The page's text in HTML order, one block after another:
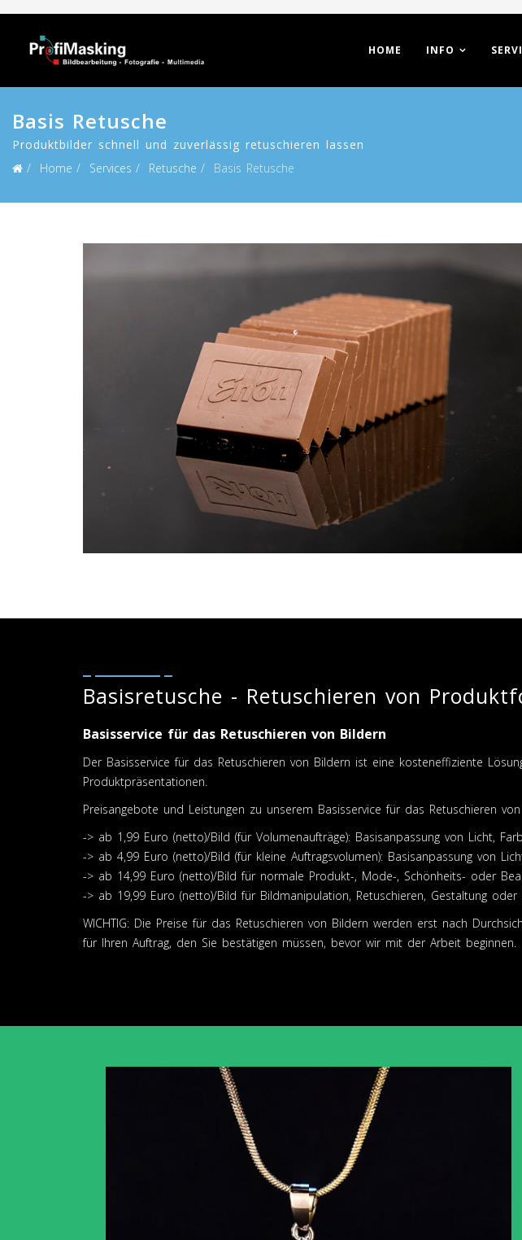
HOME INFO
Basis Retusche
Produktbilder schnell und zuverlässig retuschieren lassen
Home
Services Retusche Basis Retusche
Basisretusche - Retuschieren von
Basisservice für das Retuschieren von Bildern
Der Basisservice für das Retuschieren von Bildern ist eine kosteneffiziente
Produktpräsentationen.
Preisangebote und Leistungen zu unserem Basisservice für das Retuschieren
-> ab 1,99 Euro (netto)/Bild (für Volumenaufträge): Basisanpassung von Licht,
-> ab 4,99 Euro (netto)/Bild (für kleine Auftragsvolumen): Basisanpassung von
-> ab 14,99 Euro (netto)/Bild für normale Produkt-, Mode-, Schönheits- oder
-> ab 19,99 Euro (netto)/Bild für Bildmanipulation, Retuschieren, Gestaltung
WICHTIG: Die Preise für das Retuschieren von Bildern werden erst nach
für Ihren Auftrag, den Sie bestätigen müssen, bevor wir mit der Arbeit beginnen.